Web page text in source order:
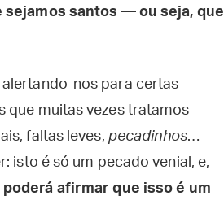
sejamos santos — ou seja, que
alertando-nos para certas
que muitas vezes tratamos
faltas leves, pecadinhos…
isto é só um pecado venial, e,
afirmar que isso é um